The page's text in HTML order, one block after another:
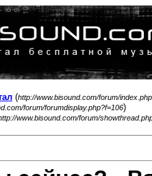
(http://www.bisound.com/forum/index.php
forum/forumdisplay.php?f=106)
www.bisound.com/forum/